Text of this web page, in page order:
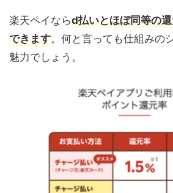
楽天ペイならd払いとほぼ同等の
できます。何と言っても仕組みの
魅力でしょう。